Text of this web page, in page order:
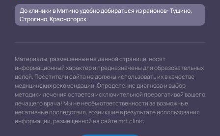
До клиники в Митино удобно добираться из районов: Тушино,
Строгино, Красногорск.
Материалы, размещенные на данной странице, носят
информационный характер и предназначены для образовательных
целей. Посетители сайта не должны использовать их в качестве
медицинских рекомендаций. Определение диагноза и выбор
методики лечения остается исключительной прерогативой вашего
лечащего врача! Мы не несём ответственности за возможные
негативные последствия, возникшие в результате использования
информации, размещенной на сайте mrt.clinic.